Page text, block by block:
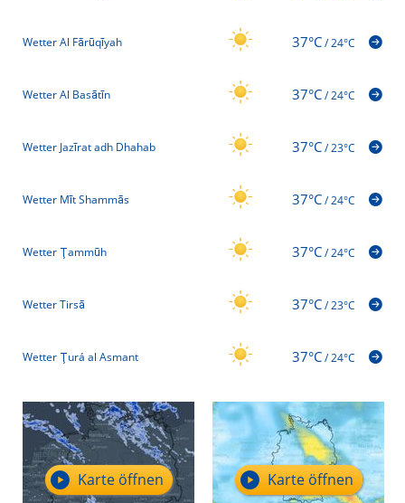
Wetter Al Fārūqīyah 37°C/24°C
Wetter Al Basātīn 37°C/24°C
Wetter Jazīrat adh Dhahab 37°C/23°C
Wetter Mīt Shammās 37°C/24°C
Wetter Ţammūh 37°C/24°C
Wetter Tirsā 37°C/23°C
Wetter Ţurá al Asmant 37°C/24°C
Karte öffnen Karte öffnen